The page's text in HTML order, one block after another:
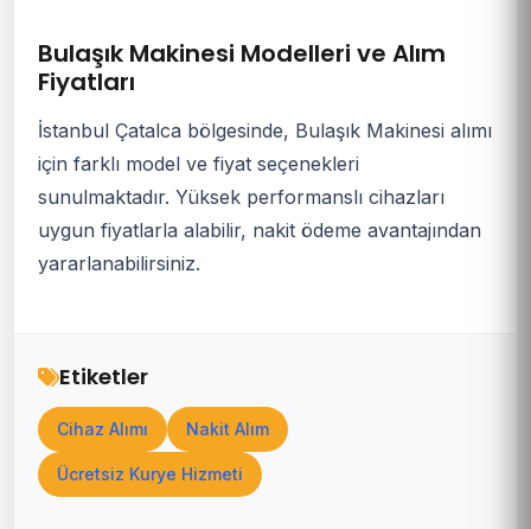
Bulaşık Makinesi Modelleri ve Alım
Fiyatları
İstanbul Çatalca bölgesinde, Bulaşık Makinesi alımı
için farklı model ve fiyat seçenekleri
sunulmaktadır. Yüksek performanslı cihazları
uygun fiyatlarla alabilir, nakit ödeme avantajından
yararlanabilirsiniz.
Etiketler
Cihaz Alımı Nakit Alım
Ücretsiz Kurye Hizmeti